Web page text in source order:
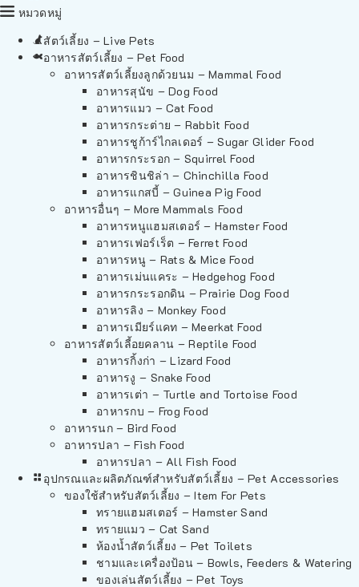
หมวดหมู่
สัตว์เลี้ยง – Live Pets
อาหารสัตว์เลี้ยง – Pet Food
อาหารสัตว์เลี้ยงลูกด้วยนม – Mammal Food
อาหารสุนัข – Dog Food
อาหารแมว – Cat Food
อาหารกระต่าย – Rabbit Food
อาหารชูก้าร์ไกลเดอร์ – Sugar Glider Food
อาหารกระรอก – Squirrel Food
อาหารชินชิล่า – Chinchilla Food
อาหารแกสบี้ – Guinea Pig Food
อาหารอื่นๆ – More Mammals Food
อาหารหนูแฮมสเตอร์ – Hamster Food
อาหารเฟอร์เร็ต – Ferret Food
อาหารหนู – Rats & Mice Food
อาหารเม่นแคระ – Hedgehog Food
อาหารกระรอกดิน – Prairie Dog Food
อาหารลิง – Monkey Food
อาหารเมียร์แคท – Meerkat Food
อาหารสัตว์เลี้อยคลาน – Reptile Food
อาหารกิ้งก่า – Lizard Food
อาหารงู – Snake Food
อาหารเต่า – Turtle and Tortoise Food
อาหารกบ – Frog Food
อาหารนก – Bird Food
อาหารปลา – Fish Food
อาหารปลา – All Fish Food
อุปกรณและผลิตภัณฑ์สำหรับสัตว์เลี้ยง – Pet Accessories
ของใช้สำหรับสัตว์เลี้ยง – Item For Pets
ทรายแฮมสเตอร์ – Hamster Sand
ทรายแมว – Cat Sand
ห้องน้ำสัตว์เลี้ยง – Pet Toilets
ชามและเครื่องป้อน – Bowls, Feeders & Watering
ของเล่นสัตว์เลี้ยง – Pet Toys